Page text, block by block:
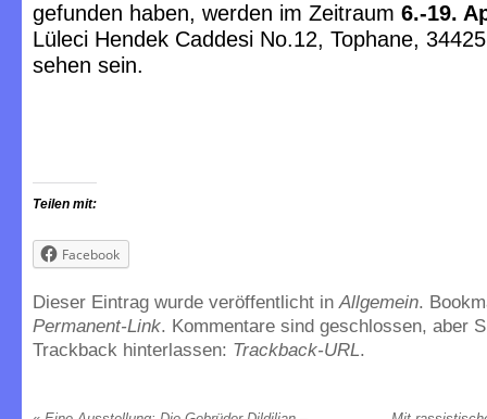
gefunden haben, werden im Zeitraum 6.-19.
Lüleci Hendek Caddesi No.12, Tophane,
sehen sein.
Teilen mit:
Facebook
Dieser Eintrag wurde veröffentlicht inAllgemein.
Permanent-Link. Kommentare sind geschlossen, aber
Trackback hinterlassen: Trackback-URL.